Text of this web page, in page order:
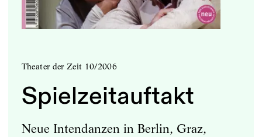
Theater der Zeit 10/2006
Spielzeitauftakt
Neue Intendanzen in Berlin, Graz,